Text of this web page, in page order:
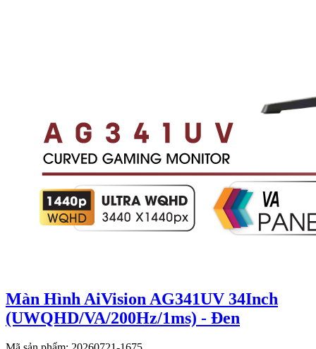
Màn Hình AiVision AG341UV 34Inch
(UWQHD/VA/200Hz/1ms) - Đen